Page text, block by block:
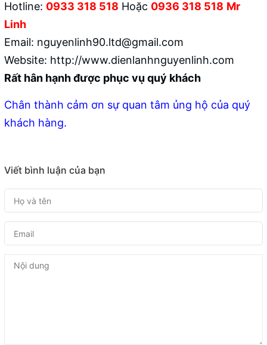
Hotline: 0933 318 518 Hoặc 0936 318 518 Mr
Linh
Email: nguyenlinh90.ltd@gmail.com
Website: http://www.dienlanhnguyenlinh.com
Rất hân hạnh được phục vụ quý khách
Chân thành cảm ơn sự quan tâm ủng hộ của quý
khách hàng.
Viết bình luận của bạn